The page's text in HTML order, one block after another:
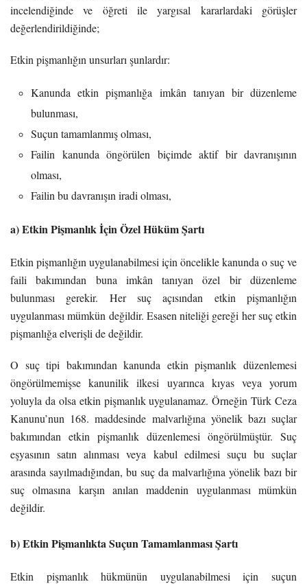
incelendiğinde ve öğreti ile yargısal kararlardaki görüşler
değerlendirildiğinde;
Etkin pişmanlığın unsurları şunlardır:
Kanunda etkin pişmanlığa imkân tanıyan bir düzenleme
bulunması,
Suçun tamamlanmış olması,
Failin kanunda öngörülen biçimde aktif bir davranışının
olması,
Failin bu davranışın iradi olması,
a) Etkin Pişmanlık İçin Özel Hüküm Şartı
Etkin pişmanlığın uygulanabilmesi için öncelikle kanunda o suç ve
faili bakımından buna imkân tanıyan özel bir düzenleme
bulunması gerekir. Her suç açısından etkin pişmanlığın
uygulanması mümkün değildir. Esasen niteliği gereği her suç etkin
pişmanlığa elverişli de değildir.
O suç tipi bakımından kanunda etkin pişmanlık düzenlemesi
öngörülmemişse kanunilik ilkesi uyarınca kıyas veya yorum
yoluyla da olsa etkin pişmanlık uygulanamaz. Örneğin Türk Ceza
Kanunu’nun 168. maddesinde malvarlığına yönelik bazı suçlar
bakımından etkin pişmanlık düzenlemesi öngörülmüştür. Suç
eşyasının satın alınması veya kabul edilmesi suçu bu suçlar
arasında sayılmadığından, bu suç da malvarlığına yönelik bazı bir
suç olmasına karşın anılan maddenin uygulanması mümkün
değildir.
b) Etkin Pişmanlıkta Suçun Tamamlanması Şartı
Etkin pişmanlık hükmünün uygulanabilmesi için suçun